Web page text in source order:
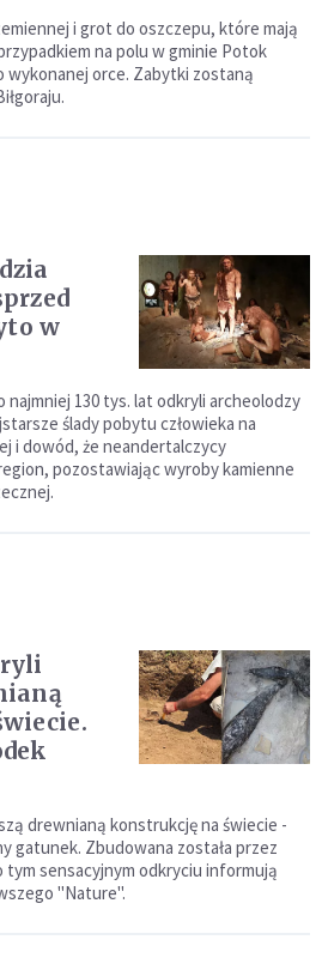
i grot do oszczepu, które mają
na polu w gminie Potok
wykonanej orce. Zabytki zostaną
w
najmniej 130 tys. lat odkryli archeolodzy
ślady pobytu człowieka na
i dowód, że neandertalczycy
pozostawiając wyroby kamienne
drewnianą konstrukcję na świecie -
gatunek. Zbudowana została przez
tym sensacyjnym odkryciu informują
"Nature".